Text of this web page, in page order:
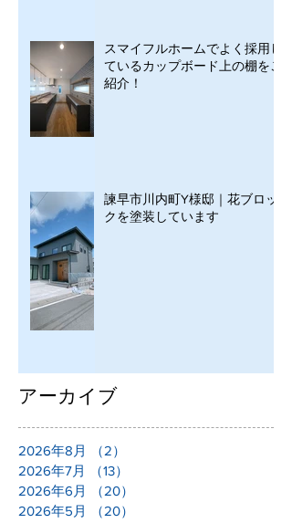
スマイフルホームでよく採用し
ているカップボード上の棚をご
紹介！
諫早市川内町Y様邸｜花ブロッ
クを塗装しています
アーカイブ
2026年8月 （2）
2026年7月
（13）
2026年6月
（20）
2026年5月
（20）